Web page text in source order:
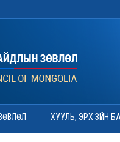
ХУУЛЬ, ЭРХ ЗҮЙН